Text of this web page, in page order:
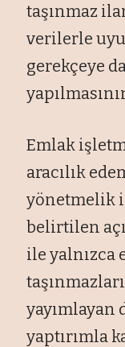
taşınmaz
verilerle
gerekçeye
Emlak
aracılık
yönetmelik
belirtilen
ile yalnızca
yayımlayan
yaptırımla